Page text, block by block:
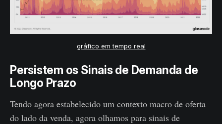
gráfico em tempo real
Persistem os Sinais de Demanda de
Longo Prazo
Tendo agora estabelecido um contexto macro de oferta
do lado da venda, agora olhamos para sinais de